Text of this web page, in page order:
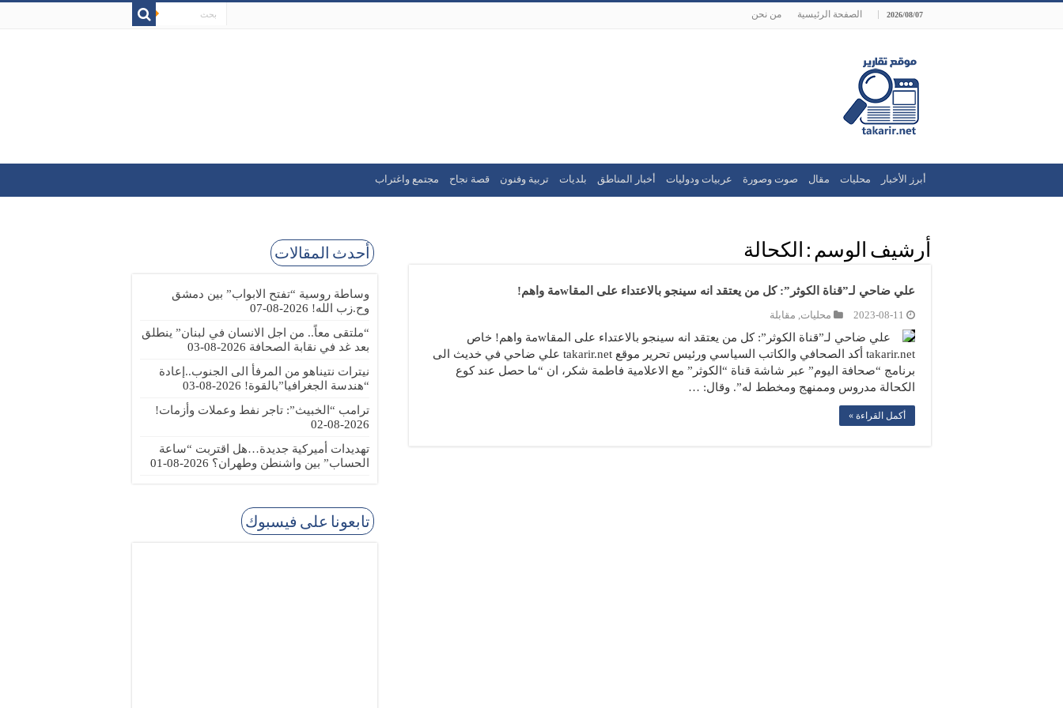
2026/08/07 الصفحة الرئيسية من نحن
أبرز الأخبار محليات مقال صوت وصورة عربيات ودوليات أخبار المناطق بلديات تربية وفنون قصة نجاح مجتمع واغتراب
أرشيف الوسم : الكحالة
علي ضاحي لـ”قناة الكوثر”: كل من يعتقد انه سينجو بالاعتداء على المقاwمة واهم!
2023-08-11 محليات, مقابلة
علي ضاحي لـ”قناة الكوثر”: كل من يعتقد انه سينجو بالاعتداء على المقاwمة واهم! خاص
takarir.net أكد الصحافي والكاتب السياسي ورئيس تحرير موقع takarir.net علي ضاحي في خديث الى
برنامج “صحافة اليوم” عبر شاشة قناة “الكوثر” مع الاعلامية فاطمة شكر، ان “ما حصل عند كوع
الكحالة مدروس وممنهج ومخطط له”. وقال: …
أكمل القراءة »
أحدث المقالات
وساطة روسية “تفتح الابواب” بين دمشق
وح.زب الله! 2026-08-07
“ملتقى معاً.. من اجل الانسان في لبنان” ينطلق
بعد غد في نقابة الصحافة 2026-08-03
نيترات نتيناهو من المرفأ الى الجنوب..إعادة
“هندسة الجغرافيا”بالقوة! 2026-08-03
ترامب “الخبيث”: تاجر نفط وعملات وأزمات!
2026-08-02
تهديدات أميركية جديدة…هل اقتربت “ساعة
الحساب” بين واشنطن وطهران؟ 2026-08-01
تابعونا على فيسبوك